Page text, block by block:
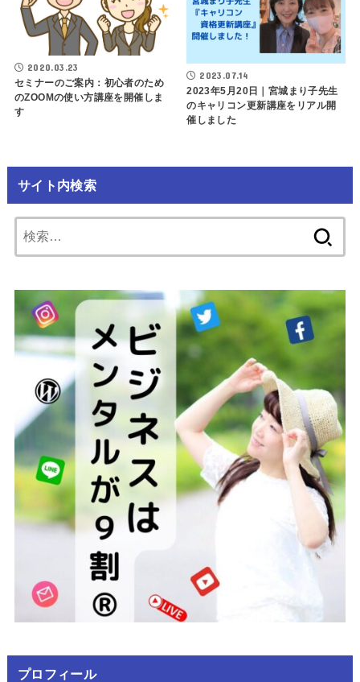
2020.03.23
セミナーのご案内：初心者のため
のZOOMの使い方講座を開催しま
す
2023.07.14
2023年5月20日｜宮城まり子先生
のキャリコン更新講座をリアル開
催しました
サイト内検索
索:
プロフィール